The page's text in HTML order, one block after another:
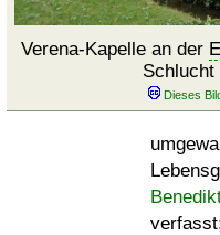
Verena-Kapelle an der
Schlucht